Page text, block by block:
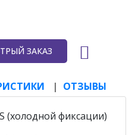
ЗАКАЗ
ОТЗЫВЫ
(холодной фиксации)